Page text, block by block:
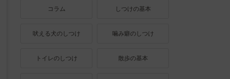
コラム しつけの基本
吠える犬のしつけ 噛み癖のしつけ
トイレのしつけ 散歩の基本